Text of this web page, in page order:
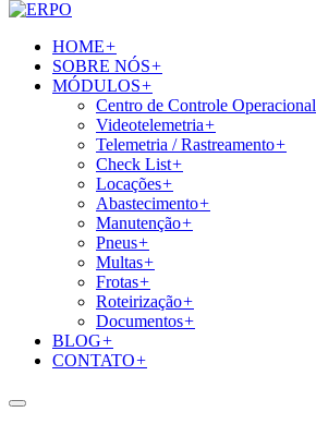
HOME+
SOBRE NÓS+
MÓDULOS+
Centro de Controle Operacional
Videotelemetria+
Telemetria / Rastreamento+
Check List+
Locações+
Abastecimento+
Manutenção+
Pneus+
Multas+
Frotas+
Roteirização+
Documentos+
BLOG+
CONTATO+